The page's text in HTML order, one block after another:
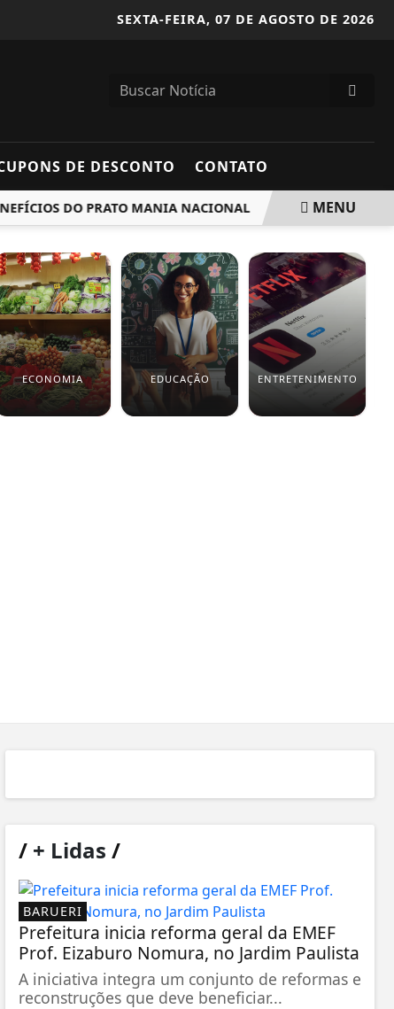
SEXTA-FEIRA, 07 DE AGOSTO DE 2026
DE DESCONTO CONTATO
DO PRATO MANIA NACIONAL VEJA COMO TER O
MENU
ECONOMIA EDUCAÇÃO ENTRETENIMENTO
/+ Lidas /
BARUERI
Prefeitura inicia reforma geral da EMEF
Prof. Eizaburo Nomura, no Jardim Paulista
A iniciativa integra um conjunto de reformas e
reconstruções que deve beneficiar...